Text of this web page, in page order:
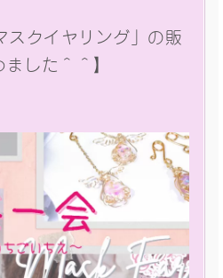
スクイヤリング」の販
した＾＾】